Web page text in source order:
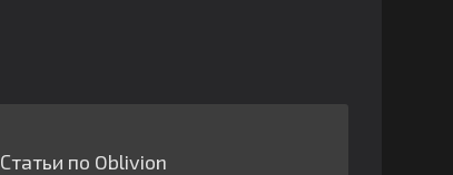
Статьи по Oblivion